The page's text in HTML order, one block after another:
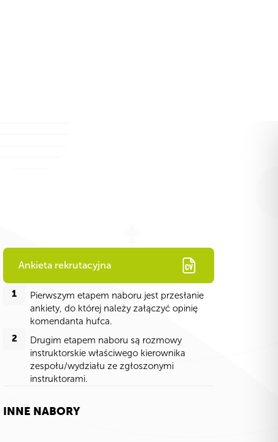
Ankieta rekrutacyjna
1
Pierwszym etapem naboru jest przesłanie
ankiety, do której należy załączyć opinię
komendanta hufca.
2
Drugim etapem naboru są rozmowy
instruktorskie właściwego kierownika
zespołu/wydziału ze zgłoszonymi
instruktorami.
INNE NABORY